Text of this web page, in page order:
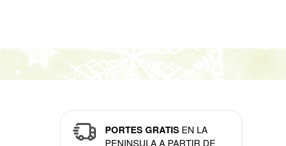
PORTES GRATIS EN LA
PENINSULA A PARTIR DE